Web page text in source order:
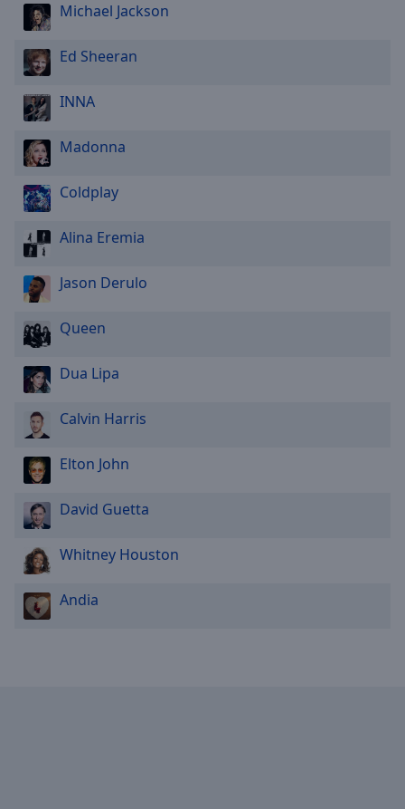
Michael Jackson
Ed Sheeran
INNA
Madonna
Coldplay
Alina Eremia
Jason Derulo
Queen
Dua Lipa
Calvin Harris
Elton John
David Guetta
Whitney Houston
Andia